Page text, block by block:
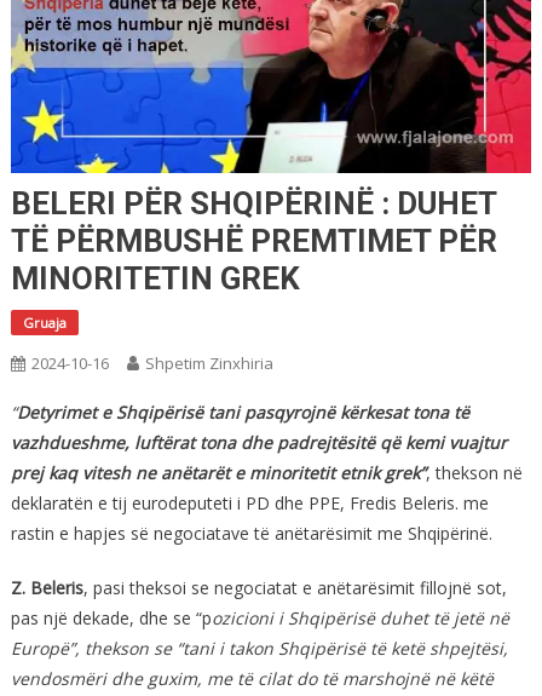
BELERI PËR SHQIPËRINË : DUHET
TË PËRMBUSHË PREMTIMET PËR
MINORITETIN GREK
Gruaja
2024-10-16 Shpetim Zinxhiria
“Detyrimet e Shqipërisë tani pasqyrojnë kërkesat tona të
vazhdueshme, luftërat tona dhe padrejtësitë që kemi vuajtur
prej kaq vitesh ne anëtarët e minoritetit etnik grek”, thekson në
deklaratën e tij eurodeputeti i PD dhe PPE, Fredis Beleris. me
rastin e hapjes së negociatave të anëtarësimit me Shqipërinë.
Z. Beleris, pasi theksoi se negociatat e anëtarësimit fillojnë sot,
pas një dekade, dhe se “pozicioni i Shqipërisë duhet të jetë në
Europë”, thekson se “tani i takon Shqipërisë të ketë shpejtësi,
vendosmëri dhe guxim, me të cilat do të marshojnë në këtë